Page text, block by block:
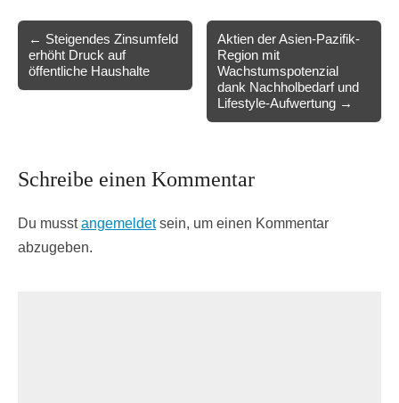
navigation
← Steigendes Zinsumfeld
erhöht Druck auf
öffentliche Haushalte
Aktien der Asien-Pazifik-
Region mit
Wachstumspotenzial
dank Nachholbedarf und
Lifestyle-Aufwertung →
Schreibe einen Kommentar
Du musstangemeldetsein, um einen Kommentar
abzugeben.